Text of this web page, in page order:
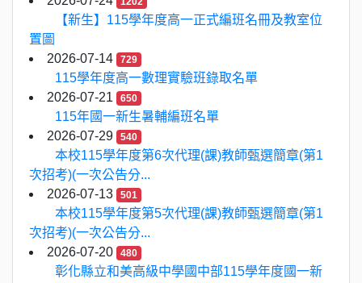
【新生】115學年度高一正式編班名冊及教室位
置圖
2026-07-14
729
115學年度高一數理實驗班錄取名單
2026-07-21
650
115年國一新生暑輔編班名單
2026-07-29
540
本校115學年度第6次代理(課)教師甄選簡章(第1
次招考)(一次公告分...
2026-07-13
501
本校115學年度第5次代理(課)教師甄選簡章(第1
次招考)(一次公告分...
2026-07-20
480
彰化縣立和美高級中學國中部115學年度國一新